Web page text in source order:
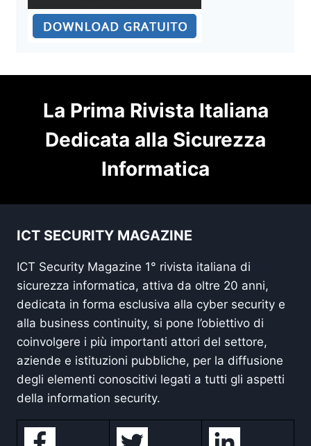
La Prima Rivista Italiana
Dedicata alla Sicurezza
Informatica
ICT SECURITY MAGAZINE
ICT Security Magazine 1° rivista italiana di
sicurezza informatica, attiva da oltre 20 anni,
dedicata in forma esclusiva alla cyber security e
alla business continuity, si pone l’obiettivo di
coinvolgere i più importanti attori del settore,
aziende e istituzioni pubbliche, per la diffusione
degli elementi conoscitivi legati a tutti gli aspetti
della information security.